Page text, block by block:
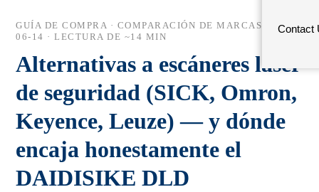
Contact
GUÍA DE COMPRA · COMPARACIÓN DE MARCAS ·
2026-
06-14 · LECTURA DE ~14 MIN
Alternativas a escáneres láser
de seguridad (SICK, Omron,
Keyence, Leuze) — y dónde
encaja honestamente el
DAIDISIKE DLD